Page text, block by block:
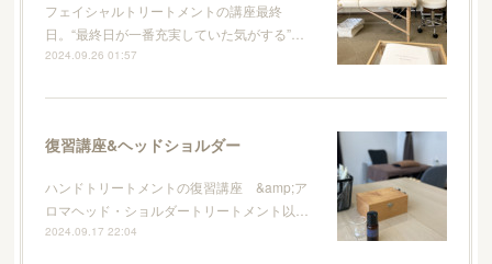
フェイシャルトリートメントの講座最終
日。“最終日が一番充実していた気がする”…
2024.09.26 01:57
復習講座&ヘッドショルダー
ハンドトリートメントの復習講座 &amp;ア
ロマヘッド・ショルダートリートメント以…
2024.09.17 22:04